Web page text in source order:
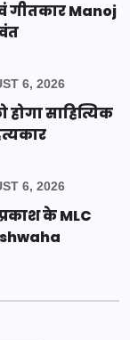
गीतकार Manoj
6, 2026
साहित्यिक
6, 2026
के MLC